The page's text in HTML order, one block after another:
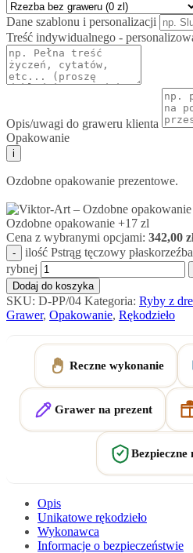
Dane szablonu i personalizacji
Treść indywidualnego -
Opis/uwagi do graweru klienta
Opakowanie
i
Ozdobne opakowanie prezentowe.
Ozdobne opakowanie +17 zl
Cena z wybranymi opcjami: 342,00
ilość Pstrąg tęczowy
rybnej
Dodaj do koszyka
SKU: D-PP/04 Kategoria: Ryby z
Grawer, Opakowanie, Rękodzieło
Reczne wykonanie
Grawer na prezent
Opis
Unikatowe rękodzieło
Wykonawca
Informacje o bezpieczeństwie